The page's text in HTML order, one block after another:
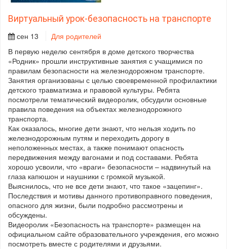
Виртуальный урок-безопасность на транспорте
сен 13
Для родителей
В первую неделю сентября в доме детского творчества
«Родник» прошли инструктивные занятия с учащимися по
правилам безопасности на железнодорожном транспорте.
Занятия организованы с целью своевременной профилактики
детского травматизма и правовой культуры. Ребята
посмотрели тематический видеоролик, обсудили основные
правила поведения на объектах железнодорожного
транспорта.
Как оказалось, многие дети знают, что нельзя ходить по
железнодорожным путям и переходить дорогу в
неположенных местах, а также понимают опасность
передвижения между вагонами и под составами. Ребята
хорошо усвоили, что «враги» безопасности – надвинутый на
глаза капюшон и наушники с громкой музыкой.
Выяснилось, что не все дети знают, что такое «зацепинг».
Последствия и мотивы данного противоправного поведения,
опасного для жизни, были подробно рассмотрены и
обсуждены.
Видеоролик «Безопасность на транспорте» размещен на
официальном сайте образовательного учреждения, его можно
посмотреть вместе с родителями и друзьями.